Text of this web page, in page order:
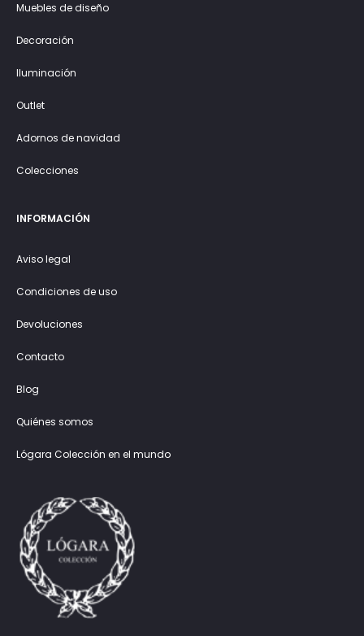
Muebles de diseño
Decoración
Iluminación
Outlet
Adornos de navidad
Colecciones
INFORMACIÓN
Aviso legal
Condiciones de uso
Devoluciones
Contacto
Blog
Quiénes somos
Lógara Colección en el mundo